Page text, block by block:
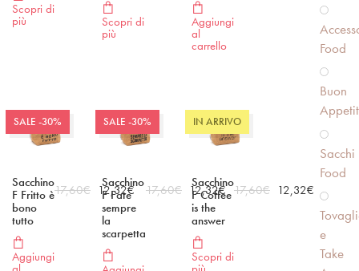
Scopri di
più Scopri di
più
Aggiungi
al
carrello
SALE -30%
Sacchino
F Fritto è
bono
tutto
Aggiungi
17,60€ 12,32€
SALE -30%
Sacchino
F Fate
sempre
la
scarpetta
17,60€ 12,32€
IN ARRIVO
Sacchino
F Coffee
is the
answer
Scopri di
17,60€ 12,32€
Food
Buon
Sacchi
Food
e
Take